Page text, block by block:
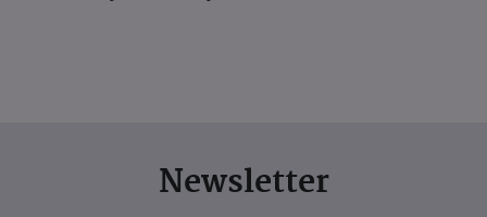
Newsletter